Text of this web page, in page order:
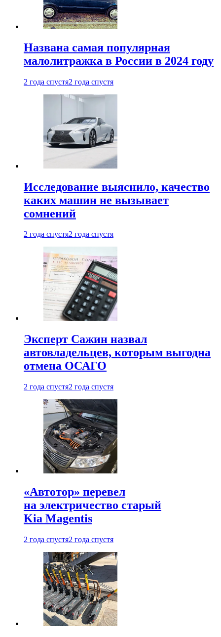
Названа самая популярная
малолитражка в России в 2024 году
2 года спустя2 года спустя
Исследование выяснило, качество
каких машин не вызывает
сомнений
2 года спустя2 года спустя
Эксперт Сажин назвал
автовладельцев, которым выгодна
отмена ОСАГО
2 года спустя2 года спустя
«Автотор» перевел
на электричество старый
Kia Magentis
2 года спустя2 года спустя